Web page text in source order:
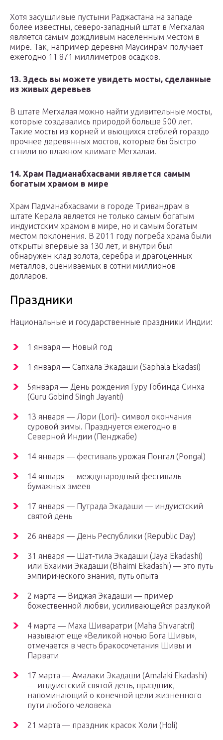
Хотя засушливые пустыни Раджастана на западе
более известны, северо-западный штат в Мегхалая
является самым дождливым населенным местом в
мире. Так, например деревня Маусинрам получает
ежегодно 11 871 миллиметров осадков.
13. Здесь вы можете увидеть мосты, сделанные
из живых деревьев
В штате Мегхалая можно найти удивительные мосты,
которые создавались природой больше 500 лет.
Такие мосты из корней и вьющихся стеблей гораздо
прочнее деревянных мостов, которые бы быстро
сгнили во влажном климате Мегхалаи.
14. Храм Падманабхасвами является самым
богатым храмом в мире
Храм Падманабхасвами в городе Тривандрам в
штате Керала является не только самым богатым
индуистским храмом в мире, но и самым богатым
местом поклонения. В 2011 году погреба храма были
открыты впервые за 130 лет, и внутри был
обнаружен клад золота, серебра и драгоценных
металлов, оцениваемых в сотни миллионов
долларов.
Праздники
Национальные и государственные праздники Индии:
1 января — Новый год
1 января — Сапхала Экадаши (Saphala Ekadasi)
5января — День рождения Гуру Гобинда Синха
(Guru Gobind Singh Jayanti)
13 января — Лори (Lori)- символ окончания
суровой зимы. Празднуется ежегодно в
Северной Индии (Пенджабе)
14 января — фестиваль урожая Понгал (Pongal)
14 января — международный фестиваль
бумажных змеев
17 января — Путрада Экадаши — индуистский
святой день
26 января — День Республики (Republic Day)
31 января — Шат-тила Экадаши (Jaya Ekadashi)
или Бхаими Экадаши (Bhaimi Ekadashi) — это путь
эмпирического знания, путь опыта
2 марта — Виджая Экадаши — пример
божественной любви, усиливающейся разлукой
4 марта — Маха Шиваратри (Maha Shivaratri)
называют еще «Великой ночью Бога Шивы»,
отмечается в честь бракосочетания Шивы и
Парвати
17 марта — Амалаки Экадаши (Amalaki Ekadashi)
— индуистский святой день, праздник,
напоминающий о конечной цели жизненного
пути любого человека
21 марта — праздник красок Холи (Holi)